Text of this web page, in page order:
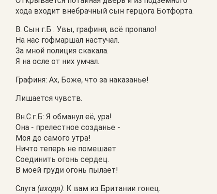
хода входит внебрачный сын герцога Ботфорта.
В. Сын г.Б : Увы, графиня, всё пропало!
На нас гофмаршал настучал.
За мной полиция скакала.
Я на осле от них умчал.
Графиня: Ах, Боже, что за наказанье!
Лишается чувств.
Вн.С.г.Б: Я обманул её, ура!
Она - прелестное созданье -
Моя до самого утра!
Ничто теперь не помешает
Соединить огонь сердец.
В моей груди огонь пылает!
Слуга (входя): К вам из Британии гонец.